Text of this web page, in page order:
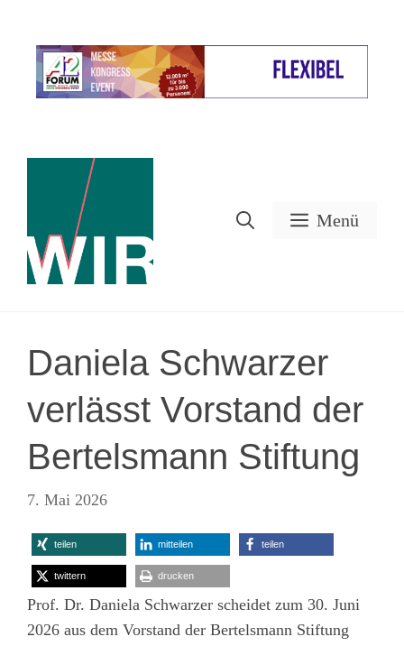
springen
Menü
Daniela Schwarzer
verlässt Vorstand der
Bertelsmann Stiftung
7. Mai 2026
teilen mitteilen teilen
twittern drucken
Prof. Dr. Daniela Schwarzer scheidet zum 30. Juni
2026 aus dem Vorstand der Bertelsmann Stiftung